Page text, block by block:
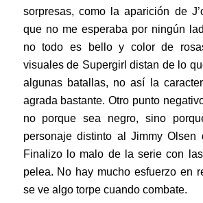
sorpresas, como la aparición de
que no me esperaba por ningún
no todo es bello y color de
visuales de Supergirl distan de lo
algunas batallas, no así la
agrada bastante. Otro punto
no porque sea negro, sino
personaje distinto al Jimmy Olsen
Finalizo lo malo de la serie con
pelea. No hay mucho esfuerzo en
se ve algo torpe cuando combate.